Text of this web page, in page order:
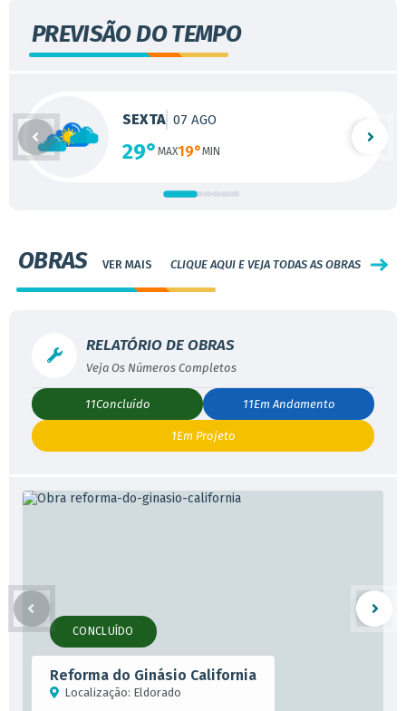
PREVISÃO DO TEMPO
SEXTA 07 AGO
29° 19°
OBRAS CLIQUE AQUI E VEJA TODAS AS OBRAS
RELATÓRIO DE OBRAS
11Concluído 11Em Andamento
1Em Projeto
CONCLUÍDO
Reforma do Ginásio California
Localização: Eldorado